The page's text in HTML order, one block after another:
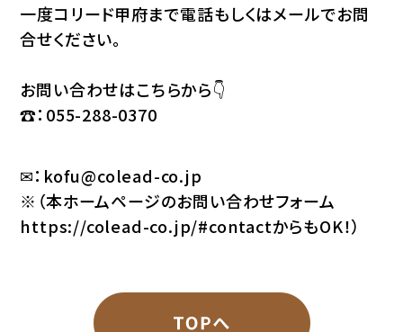
一度コリード甲府まで電話もしくはメールでお問
合せください。
お問い合わせはこちらから👇
☎：055-288-0370
✉：kofu@colead-co.jp
※（本ホームページのお問い合わせフォーム
https://colead-co.jp/#contactからもOK！）